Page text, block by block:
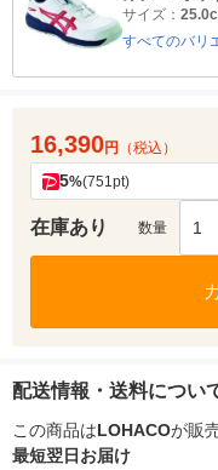
サイズ：
すべてのバリ
16,390円 （税込）
5%(751pt)
在庫あり 数量 1
配送情報・送料につい
この商品はLOHACOが販
最短翌日お届け